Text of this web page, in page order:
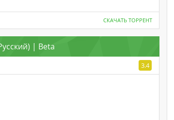
СКАЧАТЬ ТОРРЕНТ
| Beta
3.4